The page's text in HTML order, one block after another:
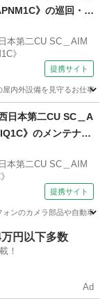
》の巡回・点
度あり】
本第二CU SC＿AIM
》
提携サイト
内外設備を見守るお仕事
第二CU SC＿A
》のメンテナン
本第二CU SC＿AIM
提携サイト
ンのカメラ部品や自動車
万円以下多数
！
Ad